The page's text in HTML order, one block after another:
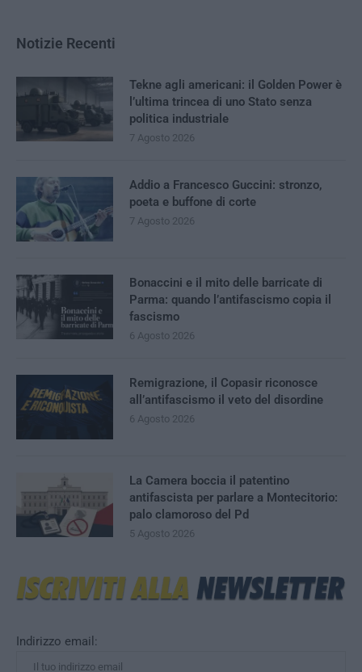
Indirizzo email:
Notizie Recenti
Tekne agli americani: il Golden Power è
l’ultima trincea di uno Stato senza
politica industriale
7 Agosto 2026
Addio a Francesco Guccini: stronzo,
poeta e buffone di corte
7 Agosto 2026
Bonaccini e il mito delle barricate di
Parma: quando l’antifascismo copia il
fascismo
6 Agosto 2026
Remigrazione, il Copasir riconosce
all’antifascismo il veto del disordine
6 Agosto 2026
La Camera boccia il patentino
antifascista per parlare a Montecitorio:
palo clamoroso del Pd
5 Agosto 2026